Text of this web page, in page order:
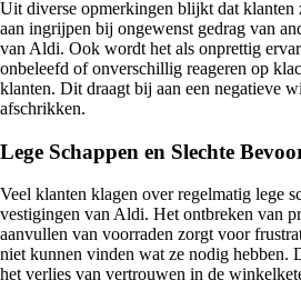
Uit diverse opmerkingen blijkt dat klanten
aan ingrijpen bij ongewenst gedrag van
van Aldi. Ook wordt het als onprettig
onbeleefd of onverschillig reageren op
klanten. Dit draagt bij aan een negatieve
afschrikken.
Lege Schappen en Slechte
Veel klanten klagen over regelmatig lege
vestigingen van Aldi. Het ontbreken van
aanvullen van voorraden zorgt voor
niet kunnen vinden wat ze nodig hebben.
het verlies van vertrouwen in de